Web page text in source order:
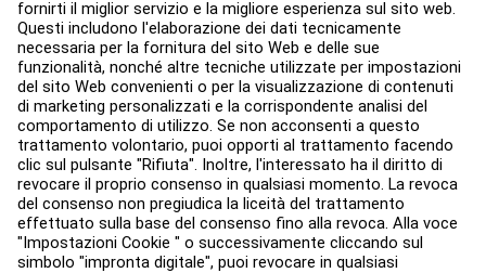
Hub per l'istruzione
Circa
Trova un distributore
Trova un negozio
Legale
Accessibilità
Accedi ad Facility Connect